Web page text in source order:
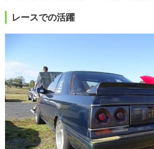
レースでの活躍